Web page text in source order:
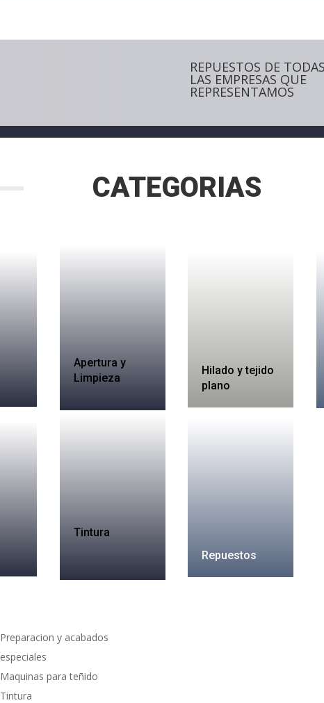
REPUESTOS DE TODAS
LAS EMPRESAS QUE
REPRESENTAMOS
CATEGORIAS
Apertura y
Limpieza
Tintura
Hilado y tejido
plano
Repuestos
Preparacion y acabados
especiales
Maquinas para teñido
Tintura